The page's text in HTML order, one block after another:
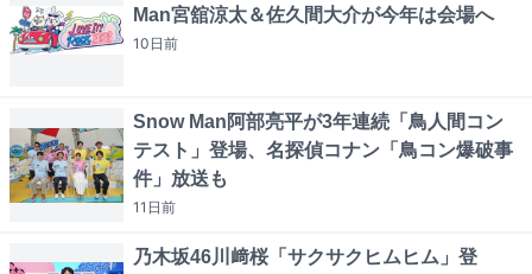
Man宮舘涼太＆佐久間大介が今年は会場へ
10日前
Snow Man阿部亮平が3年連続「鳥人間コン
テスト」登場、名探偵コナン「鳥コン爆破事
件」放送も
11日前
乃木坂46川﨑桜「サクサクヒムヒム」登